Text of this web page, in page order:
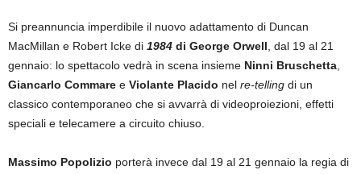
Si preannuncia imperdibile il nuovo adattamento di Duncan
MacMillan e Robert Icke di 1984 di George Orwell, dal 19 al 21
gennaio: lo spettacolo vedrà in scena insieme Ninni Bruschetta,
Giancarlo Commare e Violante Placido nel re-telling di un
classico contemporaneo che si avvarrà di videoproiezioni, effetti
speciali e telecamere a circuito chiuso.
Massimo Popolizio porterà invece dal 19 al 21 gennaio la regia di